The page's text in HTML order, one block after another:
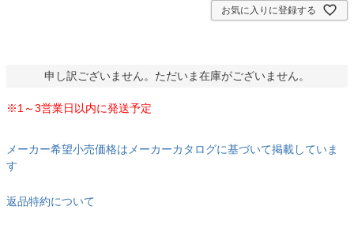
お気に入りに登録する
申し訳ございません。ただいま在庫がございません。
※1～3営業日以内に発送予定
メーカー希望小売価格はメーカーカタログに基づいて掲載していま
す
返品特約について